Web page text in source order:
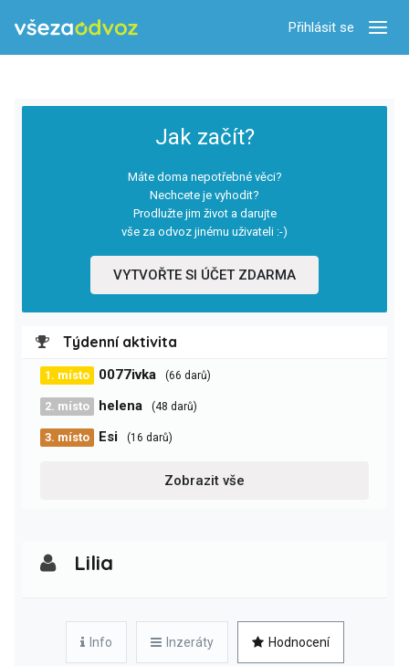
Přihlásit se
Jak začít?
Máte doma nepotřebné věci?
Nechcete je vyhodit?
Prodlužte jim život a darujte
vše za odvoz jinému uživateli :-)
VYTVOŘTE SI ÚČET ZDARMA
Týdenní aktivita
1. místo 0077ivka (66 darů)
2. místo helena (48 darů)
3. místo Esi (16 darů)
Zobrazit vše
Lilia
Info Inzeráty Hodnocení